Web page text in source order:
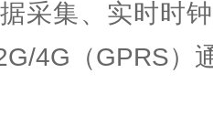
采集、实时时
4G（GPRS）